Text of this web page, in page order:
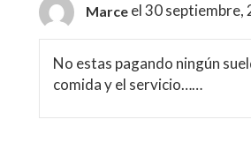
Marce el 30 septiembre,
No estas pagando ningún
comida y el servicio……